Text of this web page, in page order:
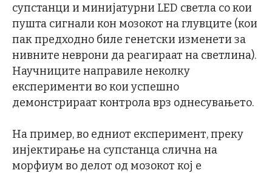
супстанци и минијатурни LED светла со кои
пушта сигнали кон мозокот на глувците (кои
пак предходно биле генетски изменети за
нивните неврони да реагираат на светлина).
Научниците направиле неколку
експерименти во кои успешно
демонстрираат контрола врз однесувањето.
На пример, во едниот експеримент, преку
инјектирање на супстанца слична на
морфиум во делот од мозокот кој е